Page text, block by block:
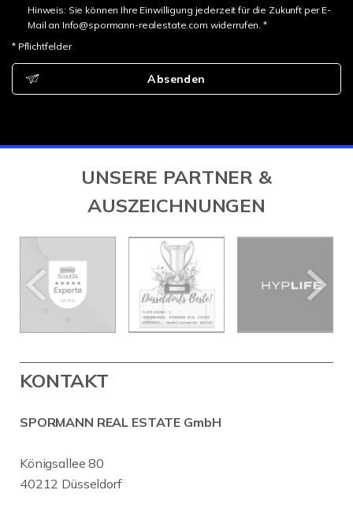
Hinweis: Sie können Ihre Einwilligung jederzeit für die Zukunft per E-
Mail an Info@spormann-realestate.com widerrufen. *
* Pflichtfelder
Absenden
UNSERE PARTNER &
AUSZEICHNUNGEN
KONTAKT
SPORMANN REAL ESTATE GmbH
Königsallee 80
40212 Düsseldorf